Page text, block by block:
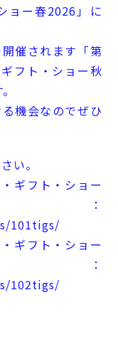
ョー春2026」に
催されます「第
フト・ショー秋
機会なのでぜひ
い。
ギフト・ショー
：
101tigs/
ギフト・ショー
：
102tigs/